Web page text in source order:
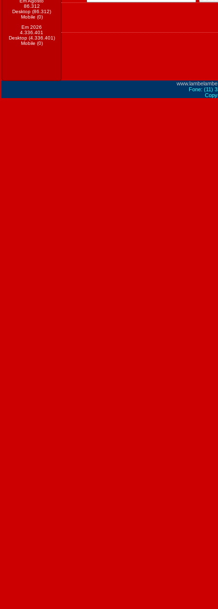
86.312
Desktop (86.312)
Mobile (0)
Em 2026
4.336.401
Desktop (4.336.401)
Mobile (0)
Fone: (11)